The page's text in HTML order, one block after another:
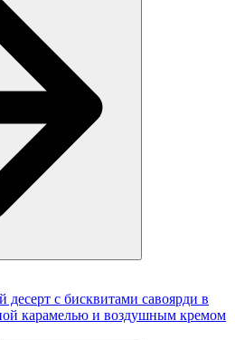
десерт с бисквитами савоярди в
карамелью и воздушным кремом